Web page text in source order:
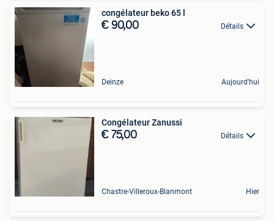
congélateur beko 65 l
€ 90,00 Détails
Deinze Aujourd'hui
Congélateur Zanussi
€ 75,00 Détails
Chastre-Villeroux-Blanmont Hier